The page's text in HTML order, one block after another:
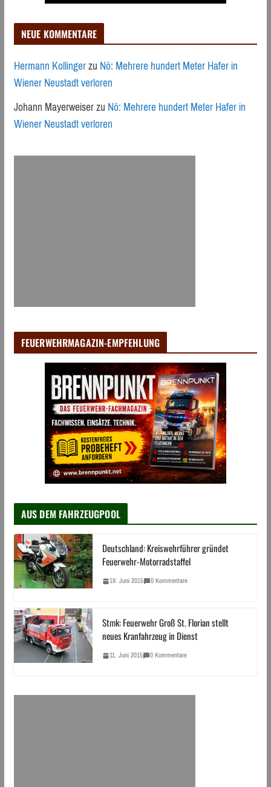
NEUE KOMMENTARE
Hermann KollingerzuNö: Mehrere hundert Meter Hafer in
Wiener Neustadt verloren
Johann MayerweiserzuNö: Mehrere hundert Meter Hafer in
Wiener Neustadt verloren
FEUERWEHRMAGAZIN-EMPFEHLUNG
AUS DEM FAHRZEUGPOOL
Deutschland: Kreiswehrführer gründet
Feuerwehr-Motorradstaffel
19. Juni 2015 0 Kommentare
Stmk: Feuerwehr Groß St. Florian stellt
neues Kranfahrzeug in Dienst
11. Juni 2015 0 Kommentare